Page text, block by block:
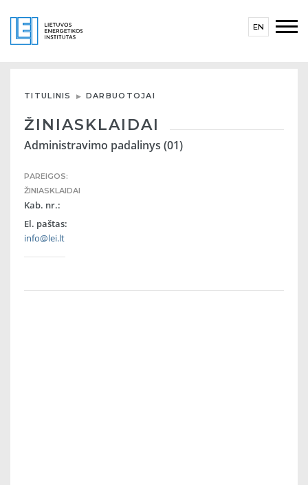
EN
TITULINIS DARBUOTOJAI
ŽINIASKLAIDAI
Administravimo padalinys (01)
PAREIGOS:
ŽINIASKLAIDAI
Kab. nr.:
El. paštas:
info@lei.lt